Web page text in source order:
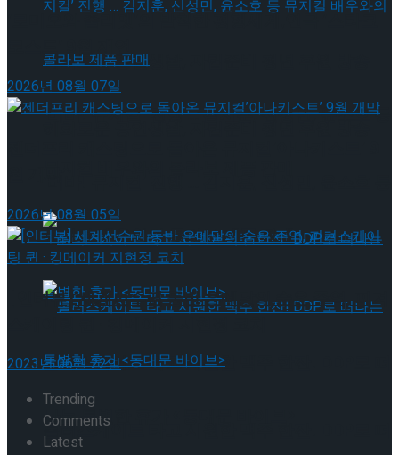
혜화로운 공연생활, 자립준비 청년 후원 방송
‘비바! 뮤지컬’ 진행 … 김지훈, 신성민, 윤소호 등
롤러스케이트 타고 시원한 맥주 한잔! DDP로 떠
나는 특별한 휴가 <동대문 바이브>
뮤지컬 배우와의 콜라보 제품 판매
롤러스케이트 타고 시원한 맥주 한잔! DDP로 떠
‘로미오와 줄리엣’의 발칙한 평행세계,연극 ‘스타크
2026년 08월 07일
2026년 08월 05일
[인터뷰] 세계선수권 동반 은메달의 숨은 주역, 피겨
2023년 06월 22일
Trending
Comments
Latest